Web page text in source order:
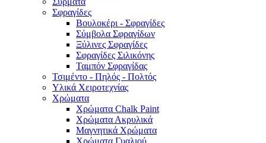
Σφραγίδες
Βουλοκέρι - Σφραγίδες
Σύμβολα Σφραγίδων
Ξύλινες Σφραγίδες
Σφραγίδες Σιλικόνης
Ταμπόν Σφραγίδας
Τσιμέντο - Πηλός - Πολτός
Υλικά Χειροτεχνίας
Χρώματα
Χρώματα Chalk Paint
Χρώματα Ακρυλικά
Μαγνητικά Χρώματα